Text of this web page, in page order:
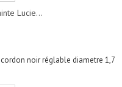
Lucie...